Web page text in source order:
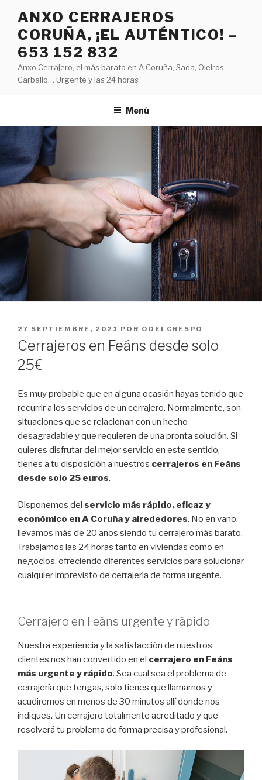
contenido
ANXO CERRAJEROS
CORUÑA, ¡EL AUTÉNTICO! –
653 152 832
Anxo Cerrajero, el más barato en A Coruña, Sada, Oleiros,
Carballo… Urgente y las 24 horas
Menú
PUBLICADO
EL
27 SEPTIEMBRE, 2021 POR ODEI CRESPO
Cerrajeros en Feáns desde solo
25€
Es muy probable que en alguna ocasión hayas tenido que
recurrir a los servicios de un cerrajero. Normalmente, son
situaciones que se relacionan con un hecho
desagradable y que requieren de una pronta solución. Si
quieres disfrutar del mejor servicio en este sentido,
tienes a tu disposición a nuestros cerrajeros en Feáns
desde solo 25 euros.
Disponemos del servicio más rápido, eficaz y
económico en A Coruña y alrededores. No en vano,
llevamos más de 20 años siendo tu cerrajero más barato.
Trabajamos las 24 horas tanto en viviendas como en
negocios, ofreciendo diferentes servicios para solucionar
cualquier imprevisto de cerrajería de forma urgente.
Cerrajero en Feáns urgente y rápido
Nuestra experiencia y la satisfacción de nuestros
clientes nos han convertido en el cerrajero en Feáns
más urgente y rápido. Sea cual sea el problema de
cerrajería que tengas, solo tienes que llamarnos y
acudiremos en menos de 30 minutos allí donde nos
indiques. Un cerrajero totalmente acreditado y que
resolverá tu problema de forma precisa y profesional.